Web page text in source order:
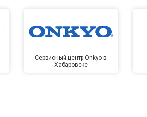
Сервисный центр Onkyo в
Хабаровске